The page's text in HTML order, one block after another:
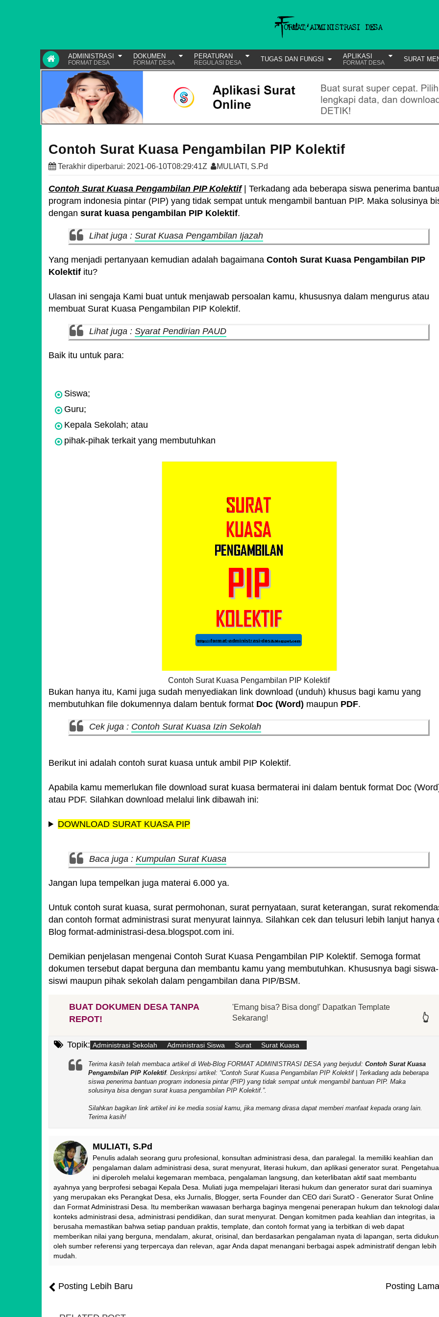
ADMINISTRASI
FORMAT DESA
DOKUMEN
FORMAT DESA
PERATURAN
REGULASI DESA TUGAS DAN FUNGSI APLIKASI
FORMAT DESA SURAT
Contoh Surat Kuasa Pengambilan PIP Kolektif
Terakhir diperbarui: 2021-06-10T08:29:41Z MULIATI, S.Pd
Contoh Surat Kuasa Pengambilan PIP Kolektif| Terkadang ada beberapa siswa penerima
program indonesia pintar (PIP) yang tidak sempat untuk mengambil bantuan PIP. Maka solusinya
dengan surat kuasa pengambilan PIP Kolektif.
Lihat juga : Surat Kuasa Pengambilan Ijazah
Yang menjadi pertanyaan kemudian adalah bagaimana Contoh Surat Kuasa Pengambilan PIP
Kolektif itu?
Ulasan ini sengaja Kami buat untuk menjawab persoalan kamu, khususnya dalam mengurus atau
membuat Surat Kuasa Pengambilan PIP Kolektif.
Lihat juga : Syarat Pendirian PAUD
Baik itu untuk para:
Siswa;
Guru;
Kepala Sekolah; atau
pihak-pihak terkait yang membutuhkan
Contoh Surat Kuasa Pengambilan PIP Kolektif
Bukan hanya itu, Kami juga sudah menyediakan link download (unduh) khusus bagi kamu yang
membutuhkan file dokumennya dalam bentuk format Doc (Word) maupun PDF.
Cek juga : Contoh Surat Kuasa Izin Sekolah
Berikut ini adalah contoh surat kuasa untuk ambil PIP Kolektif.
Apabila kamu memerlukan file download surat kuasa bermaterai ini dalam bentuk format Doc
atau PDF. Silahkan download melalui link dibawah ini:
DOWNLOAD SURAT KUASA PIP
Baca juga : Kumpulan Surat Kuasa
Jangan lupa tempelkan juga materai 6.000 ya.
Untuk contoh surat kuasa, surat permohonan, surat pernyataan, surat keterangan, surat
dan contoh format administrasi surat menyurat lainnya. Silahkan cek dan telusuri lebih lanjut hanya
Blog format-administrasi-desa.blogspot.com ini.
Demikian penjelasan mengenai Contoh Surat Kuasa Pengambilan PIP Kolektif. Semoga format
dokumen tersebut dapat berguna dan membantu kamu yang membutuhkan. Khususnya bagi siswa-
siswi maupun pihak sekolah dalam pengambilan dana PIP/BSM.
BUAT DOKUMEN DESA TANPA
REPOT!
'Emang bisa? Bisa dong!' Dapatkan Template
Sekarang!
👆
Topik: Administrasi Sekolah Administrasi Siswa Surat Surat Kuasa
Terima kasih telah membaca artikel di Web-Blog FORMAT ADMINISTRASI DESA yang berjudul: Contoh Surat Kuasa
Pengambilan PIP Kolektif. Deskripsi artikel: Contoh Surat Kuasa Pengambilan PIP Kolektif | Terkadang ada beberapa
siswa penerima bantuan program indonesia pintar (PIP) yang tidak sempat untuk mengambil bantuan PIP. Maka
solusinya bisa dengan surat kuasa pengambilan PIP Kolektif. .
Silahkan bagikan link artikel ini ke media sosial kamu, jika memang dirasa dapat memberi manfaat kepada orang lain.
Terima kasih!
MULIATI, S.Pd
Penulis adalah seorang guru profesional, konsultan administrasi desa, dan paralegal. Ia memiliki keahlian dan
pengalaman dalam administrasi desa, surat menyurat, literasi hukum, dan aplikasi generator surat.
ini diperoleh melalui kegemaran membaca, pengalaman langsung, dan keterlibatan aktif saat membantu
ayahnya yang berprofesi sebagai Kepala Desa. Muliati juga mempelajari literasi hukum dan generator surat dari suaminya
yang merupakan eks Perangkat Desa, eks Jurnalis, Blogger, serta Founder dan CEO dari SuratO - Generator Surat Online
dan Format Administrasi Desa. Itu memberikan wawasan berharga baginya mengenai penerapan hukum dan teknologi
konteks administrasi desa, administrasi pendidikan, dan surat menyurat. Dengan komitmen pada keahlian dan integritas, ia
berusaha memastikan bahwa setiap panduan praktis, template, dan contoh format yang ia terbitkan di web dapat
memberikan nilai yang berguna, mendalam, akurat, orisinal, dan berdasarkan pengalaman nyata di lapangan, serta
oleh sumber referensi yang terpercaya dan relevan, agar Anda dapat menangani berbagai aspek administratif dengan lebih
mudah.
Posting Lebih Baru Posting Lama